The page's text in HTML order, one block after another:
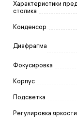
Характеристики
столика
Конденсор
Диафрагма
Фокусировка
Корпус
Подсветка
Регулировка яркости